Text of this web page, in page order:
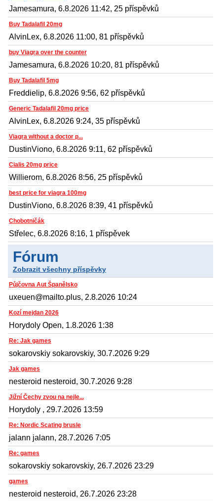
Jamesamura, 6.8.2026 11:42, 25 příspěvků
Buy Tadalafil 20mg
AlvinLex, 6.8.2026 11:00, 81 příspěvků
buy Viagra over the counter
Jamesamura, 6.8.2026 10:20, 81 příspěvků
Buy Tadalafil 5mg
Freddielip, 6.8.2026 9:56, 62 příspěvků
Generic Tadalafil 20mg price
AlvinLex, 6.8.2026 9:24, 35 příspěvků
Viagra without a doctor p...
DustinViono, 6.8.2026 9:11, 62 příspěvků
Cialis 20mg price
Willierom, 6.8.2026 8:56, 25 příspěvků
best price for viagra 100mg
DustinViono, 6.8.2026 8:39, 41 příspěvků
Chobotničák
Střelec, 6.8.2026 8:16, 1 příspěvek
Fórum
Zobrazit všechny příspěvky
Půjčovna Aut Španělsko
uxeuen@mailto.plus, 2.8.2026 10:24
Kozí mejdan 2026
Horydoly Open, 1.8.2026 1:38
Re: Jak games
sokarovskiy sokarovskiy, 30.7.2026 9:29
Jak games
nesteroid nesteroid, 30.7.2026 9:28
Jižní Čechy zvou na nejle...
Horydoly , 29.7.2026 13:59
Re: Nordic Scating brusle
jalann jalann, 28.7.2026 7:05
Re: games
sokarovskiy sokarovskiy, 26.7.2026 23:29
games
nesteroid nesteroid, 26.7.2026 23:28